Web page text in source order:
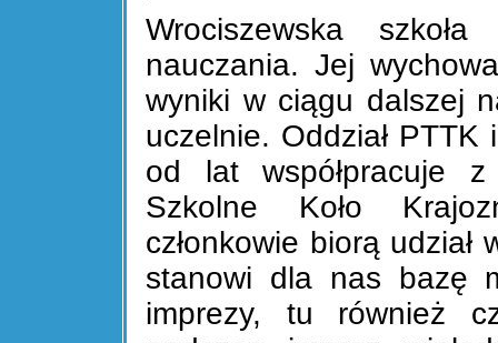
Wrociszewska
nauczania. Jej
wyniki w ciągu dalszej
uczelnie. Oddział
od lat współpracuje
Szkolne Koło
członkowie biorą udział
stanowi dla nas bazę
imprezy, tu również